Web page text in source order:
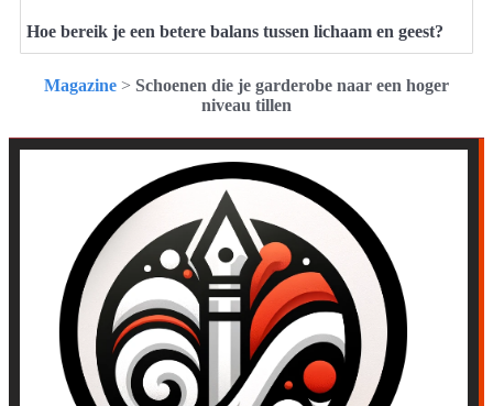
Hoe bereik je een betere balans tussen lichaam en geest?
Magazine > Schoenen die je garderobe naar een hoger
niveau tillen